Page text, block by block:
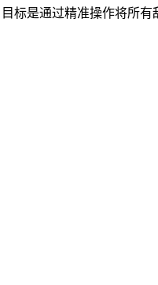
标是通过精准操作将所